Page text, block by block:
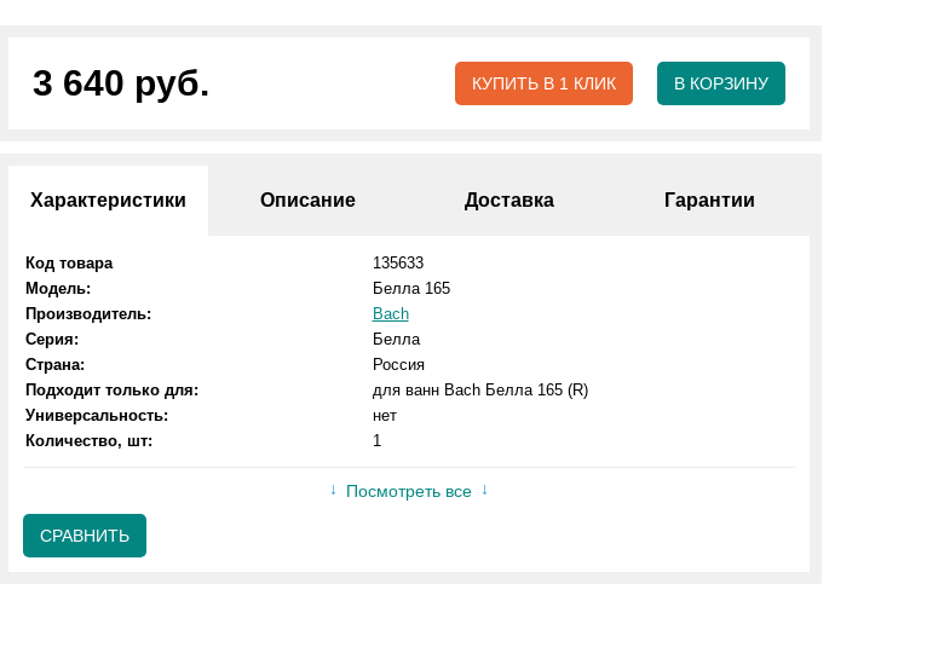
3 640 руб. КУПИТЬ В 1 КЛИК В КОРЗИНУ
Характеристики Описание Доставка Гарантии
Код товара
135633
Модель:
Белла 165
Производитель:
Bach
Серия:
Белла
Страна:
Россия
Подходит только для:
для ванн Bach Белла 165 (R)
Универсальность:
нет
Количество, шт:
1
Посмотреть все
СРАВНИТЬ